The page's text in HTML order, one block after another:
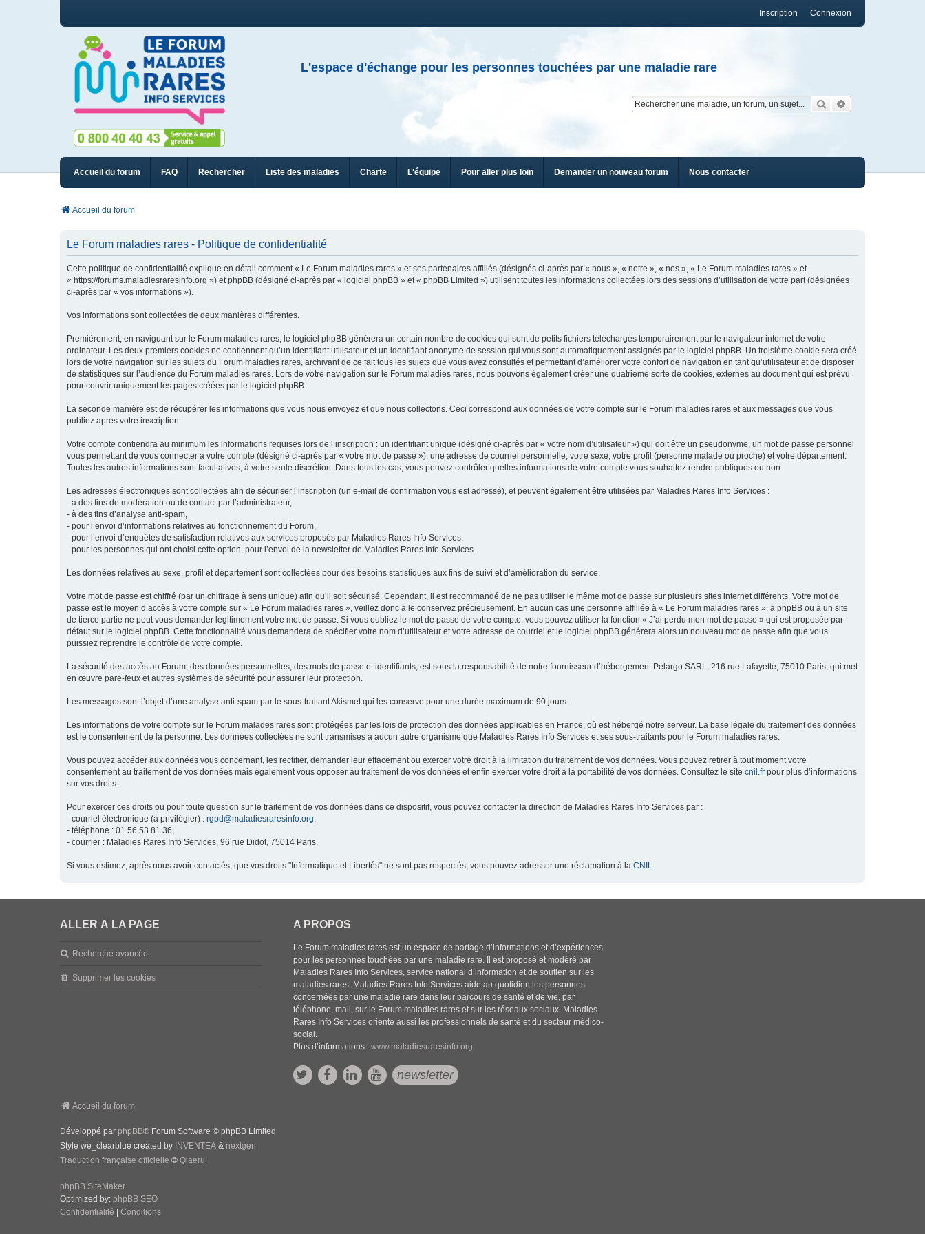
Connexion
Inscription
L'espace d'échange pour les personnes touchées par une maladie rare
Rechercher
Accueil du forum FAQ Rechercher Liste des maladies Charte L'équipe Pour aller plus loin Demander un nouveau forum Nous contacter
Accueil du forum
Le Forum maladies rares - Politique de confidentialité
Cette politique de confidentialité explique en détail comment « Le Forum maladies rares » et ses partenaires affiliés (désignés ci-après par « nous », « notre », « nos », « Le Forum maladies rares » et
« https://forums.maladiesraresinfo.org ») et phpBB (désigné ci-après par « logiciel phpBB » et « phpBB Limited ») utilisent toutes les informations collectées lors des sessions d’utilisation de votre part (désignées
ci-après par « vos informations »).
Vos informations sont collectées de deux manières différentes.
Premièrement, en naviguant sur le Forum maladies rares, le logiciel phpBB génèrera un certain nombre de cookies qui sont de petits fichiers téléchargés temporairement par le navigateur internet de votre
ordinateur. Les deux premiers cookies ne contiennent qu’un identifiant utilisateur et un identifiant anonyme de session qui vous sont automatiquement assignés par le logiciel phpBB. Un troisième cookie sera créé
lors de votre navigation sur les sujets du Forum maladies rares, archivant de ce fait tous les sujets que vous avez consultés et permettant d’améliorer votre confort de navigation en tant qu’utilisateur et de disposer
de statistiques sur l’audience du Forum maladies rares. Lors de votre navigation sur le Forum maladies rares, nous pouvons également créer une quatrième sorte de cookies, externes au document qui est prévu
pour couvrir uniquement les pages créées par le logiciel phpBB.
La seconde manière est de récupérer les informations que vous nous envoyez et que nous collectons. Ceci correspond aux données de votre compte sur le Forum maladies rares et aux messages que vous
publiez après votre inscription.
Votre compte contiendra au minimum les informations requises lors de l’inscription : un identifiant unique (désigné ci-après par « votre nom d’utilisateur ») qui doit être un pseudonyme, un mot de passe personnel
vous permettant de vous connecter à votre compte (désigné ci-après par « votre mot de passe »), une adresse de courriel personnelle, votre sexe, votre profil (personne malade ou proche) et votre département.
Toutes les autres informations sont facultatives, à votre seule discrétion. Dans tous les cas, vous pouvez contrôler quelles informations de votre compte vous souhaitez rendre publiques ou non.
Les adresses électroniques sont collectées afin de sécuriser l’inscription (un e-mail de confirmation vous est adressé), et peuvent également être utilisées par Maladies Rares Info Services :
- à des fins de modération ou de contact par l’administrateur,
- à des fins d’analyse anti-spam,
- pour l’envoi d’informations relatives au fonctionnement du Forum,
- pour l’envoi d’enquêtes de satisfaction relatives aux services proposés par Maladies Rares Info Services,
- pour les personnes qui ont choisi cette option, pour l’envoi de la newsletter de Maladies Rares Info Services.
Les données relatives au sexe, profil et département sont collectées pour des besoins statistiques aux fins de suivi et d’amélioration du service.
Votre mot de passe est chiffré (par un chiffrage à sens unique) afin qu’il soit sécurisé. Cependant, il est recommandé de ne pas utiliser le même mot de passe sur plusieurs sites internet différents. Votre mot de
passe est le moyen d’accès à votre compte sur « Le Forum maladies rares », veillez donc à le conservez précieusement. En aucun cas une personne affiliée à « Le Forum maladies rares », à phpBB ou à un site
de tierce partie ne peut vous demander légitimement votre mot de passe. Si vous oubliez le mot de passe de votre compte, vous pouvez utiliser la fonction « J’ai perdu mon mot de passe » qui est proposée par
défaut sur le logiciel phpBB. Cette fonctionnalité vous demandera de spécifier votre nom d’utilisateur et votre adresse de courriel et le logiciel phpBB générera alors un nouveau mot de passe afin que vous
puissiez reprendre le contrôle de votre compte.
La sécurité des accès au Forum, des données personnelles, des mots de passe et identifiants, est sous la responsabilité de notre fournisseur d’hébergement Pelargo SARL, 216 rue Lafayette, 75010 Paris, qui met
en œuvre pare-feux et autres systèmes de sécurité pour assurer leur protection.
Les messages sont l’objet d’une analyse anti-spam par le sous-traitant Akismet qui les conserve pour une durée maximum de 90 jours.
Les informations de votre compte sur le Forum malades rares sont protégées par les lois de protection des données applicables en France, où est hébergé notre serveur. La base légale du traitement des données
est le consentement de la personne. Les données collectées ne sont transmises à aucun autre organisme que Maladies Rares Info Services et ses sous-traitants pour le Forum maladies rares.
Vous pouvez accéder aux données vous concernant, les rectifier, demander leur effacement ou exercer votre droit à la limitation du traitement de vos données. Vous pouvez retirer à tout moment votre
consentement au traitement de vos données mais également vous opposer au traitement de vos données et enfin exercer votre droit à la portabilité de vos données. Consultez le site cnil.fr pour plus d’informations
sur vos droits.
Pour exercer ces droits ou pour toute question sur le traitement de vos données dans ce dispositif, vous pouvez contacter la direction de Maladies Rares Info Services par :
- courriel électronique (à privilégier) : rgpd@maladiesraresinfo.org,
- téléphone : 01 56 53 81 36,
- courrier : Maladies Rares Info Services, 96 rue Didot, 75014 Paris.
Si vous estimez, après nous avoir contactés, que vos droits "Informatique et Libertés" ne sont pas respectés, vous pouvez adresser une réclamation à la CNIL.
ALLER À LA PAGE
Recherche avancée
Supprimer les cookies
A PROPOS
Le Forum maladies rares est un espace de partage d’informations et d’expériences
pour les personnes touchées par une maladie rare. Il est proposé et modéré par
Maladies Rares Info Services, service national d’information et de soutien sur les
maladies rares. Maladies Rares Info Services aide au quotidien les personnes
concernées par une maladie rare dans leur parcours de santé et de vie, par
téléphone, mail, sur le Forum maladies rares et sur les réseaux sociaux. Maladies
Rares Info Services oriente aussi les professionnels de santé et du secteur médico-
social.
Plus d’informations :www.maladiesraresinfo.org
newsletter
Accueil du forum
Développé par phpBB® Forum Software © phpBB Limited
Style we_clearblue created by INVENTEA & nextgen
Traduction française officielle © Qiaeru
phpBB SiteMaker
Optimized by: phpBB SEO
Confidentialité
Conditions